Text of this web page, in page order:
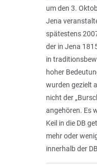
um den 3.
Jena
spätestens
der in Jena
in
hoher
wurden gezielt
nicht der
angehören. Es
Keil in die DB
mehr oder
innerhalb der